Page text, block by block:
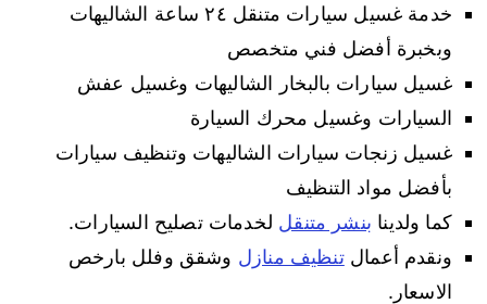
خدمة غسيل سيارات متنقل ٢٤ ساعة الشاليهات
وبخبرة أفضل فني متخصص
غسيل سيارات بالبخار الشاليهات وغسيل عفش
السيارات وغسيل محرك السيارة
غسيل زنجات سيارات الشاليهات وتنظيف سيارات
بأفضل مواد التنظيف
كما ولدينا بنشر متنقل لخدمات تصليح السيارات.
ونقدم أعمالتنظيف منازل وشقق وفلل بارخص
الاسعار.